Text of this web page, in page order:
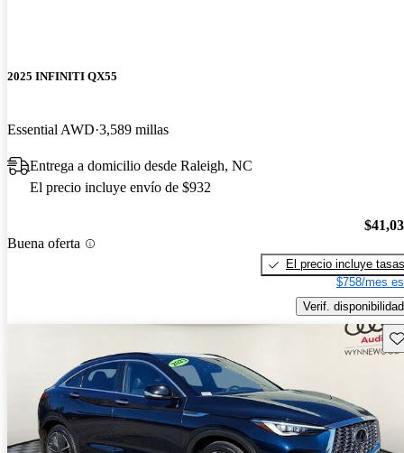
2025 INFINITI QX55
Essential AWD 3,589 millas
Entrega a domicilio desde Raleigh, NC
El precio incluye envío de $932
Buena oferta
El precio incluye tasas
$758/mes
Verif. disponibilidad